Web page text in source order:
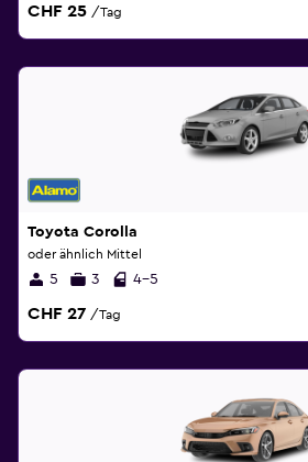
CHF 25 /Tag
Toyota Corolla
oder ähnlich Mittel
5 3 4-5
CHF 27 /Tag